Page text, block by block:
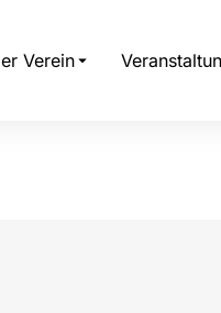
Verein